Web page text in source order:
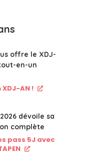
offre le XDJ-
en-un
AN !
dévoile sa
complète
pass 5J avec